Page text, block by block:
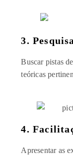
3.
Buscar pistas
teóricas
4.
Apresentar as